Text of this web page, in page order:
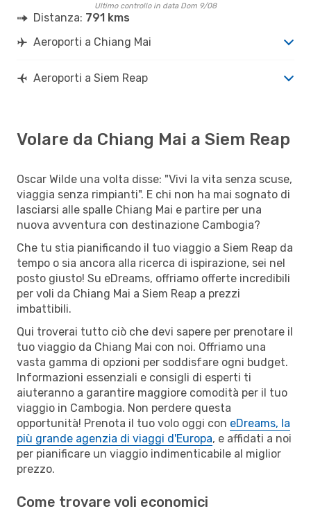
Ultimo controllo in data Dom 9/08
Distanza: 791 kms
Aeroporti a Chiang Mai
Aeroporti a Siem Reap
Volare da Chiang Mai a Siem Reap
Oscar Wilde una volta disse: "Vivi la vita senza scuse,
viaggia senza rimpianti". E chi non ha mai sognato di
lasciarsi alle spalle Chiang Mai e partire per una
nuova avventura con destinazione Cambogia?
Che tu stia pianificando il tuo viaggio a Siem Reap da
tempo o sia ancora alla ricerca di ispirazione, sei nel
posto giusto! Su eDreams, offriamo offerte incredibili
per voli da Chiang Mai a Siem Reap a prezzi
imbattibili.
Qui troverai tutto ciò che devi sapere per prenotare il
tuo viaggio da Chiang Mai con noi. Offriamo una
vasta gamma di opzioni per soddisfare ogni budget.
Informazioni essenziali e consigli di esperti ti
aiuteranno a garantire maggiore comodità per il tuo
viaggio in Cambogia. Non perdere questa
opportunità! Prenota il tuo volo oggi con eDreams, la
più grande agenzia di viaggi d'Europa, e affidati a noi
per pianificare un viaggio indimenticabile al miglior
prezzo.
Come trovare voli economici